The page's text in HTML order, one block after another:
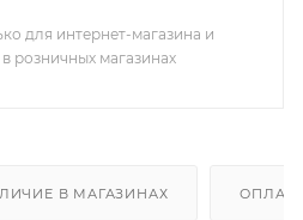
для интернет-магазина и
розничных магазинах
В МАГАЗИНАХ